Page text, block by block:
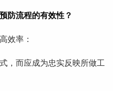
防流程的有效性？
效率：
，而应成为忠实反映所做工